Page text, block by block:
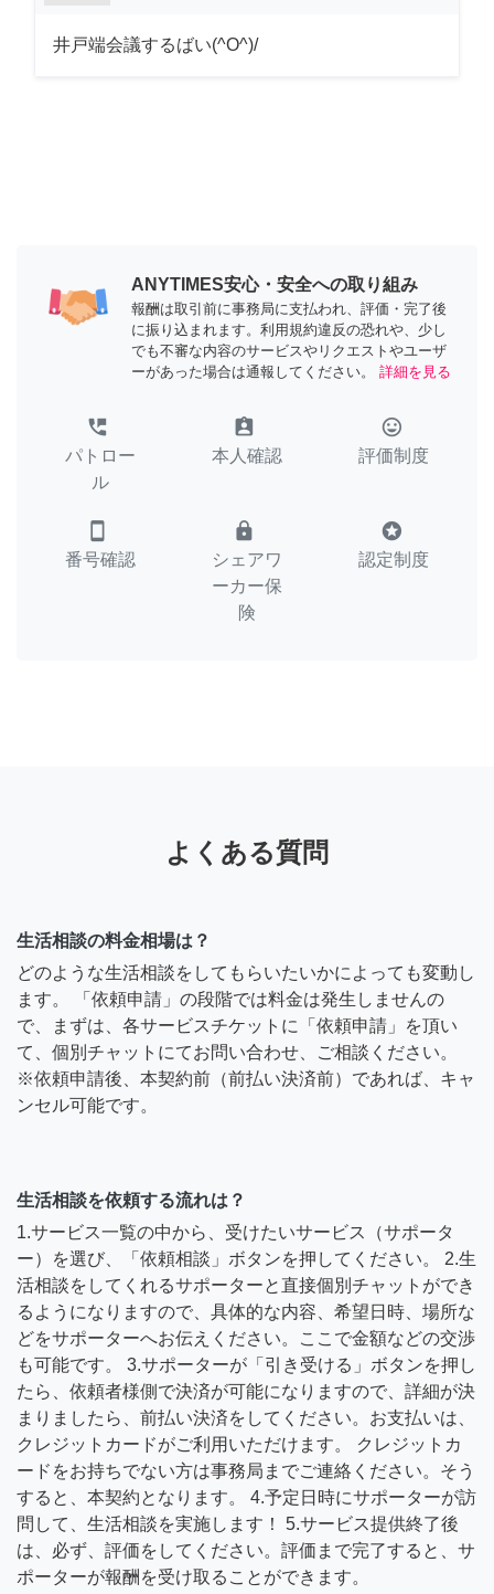
井戸端会議するばい(^O^)/
ANYTIMES安心・安全への取り組み
報酬は取引前に事務局に支払われ、評価・完了後
に振り込まれます。利用規約違反の恐れや、少し
でも不審な内容のサービスやリクエストやユーザ
ーがあった場合は通報してください。
詳細を見る
perm_phone_msg
パトロー
ル
assignment_ind
本人確認
tag_faces
評価制度
smartphone
番号確認
lock
シェアワ
ーカー保
険
stars
認定制度
よくある質問
生活相談の料金相場は？
どのような生活相談をしてもらいたいかによっても変動し
ます。 「依頼申請」の段階では料金は発生しませんの
で、まずは、各サービスチケットに「依頼申請」を頂い
て、個別チャットにてお問い合わせ、ご相談ください。
※依頼申請後、本契約前（前払い決済前）であれば、キャ
ンセル可能です。
生活相談を依頼する流れは？
1.サービス一覧の中から、受けたいサービス（サポータ
ー）を選び、「依頼相談」ボタンを押してください。 2.生
活相談をしてくれるサポーターと直接個別チャットができ
るようになりますので、具体的な内容、希望日時、場所な
どをサポーターへお伝えください。ここで金額などの交渉
も可能です。 3.サポーターが「引き受ける」ボタンを押し
たら、依頼者様側で決済が可能になりますので、詳細が決
まりましたら、前払い決済をしてください。お支払いは、
クレジットカードがご利用いただけます。 クレジットカ
ードをお持ちでない方は事務局までご連絡ください。そう
すると、本契約となります。 4.予定日時にサポーターが訪
問して、生活相談を実施します！ 5.サービス提供終了後
は、必ず、評価をしてください。評価まで完了すると、サ
ポーターが報酬を受け取ることができます。